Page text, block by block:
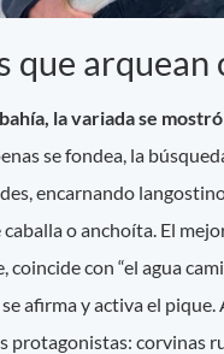
que arquean
la variada se
se fondea, la
encarnando
o anchoíta. El
coincide con “el agua
afirma y activa el pique.
protagonistas: corvinas